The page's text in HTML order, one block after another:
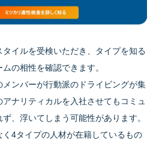
イルを受検いただき、タイプを知る
の相性を確認できます。
ンバーが行動派のドライビングが集
ナリティカルを入社させてもコミュ
、浮いてしまう可能性があります。
4タイプの人材が在籍しているもの